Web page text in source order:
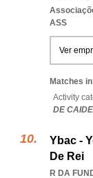
ASS
Ver
Matches
Activity
DE
Ybac -
De Rei
R DA